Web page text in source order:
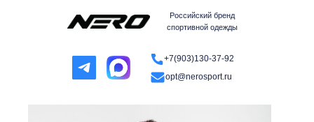
Российский бренд
спортивной одежды
+7(903)130-37-92
opt@nerosport.ru